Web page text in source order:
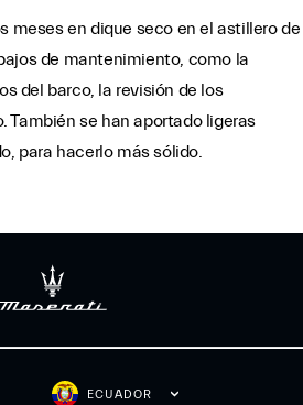
meses en dique seco en el astillero de
de mantenimiento, como la
del barco, la revisión de los
se han aportado ligeras
para hacerlo más sólido.
ECUADOR